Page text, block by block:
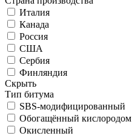
Италия
Канада
Россия
США
Сербия
Финляндия
Скрыть
Тип битума
SBS-модифицированный
Обогащённый кислородом
Окисленный